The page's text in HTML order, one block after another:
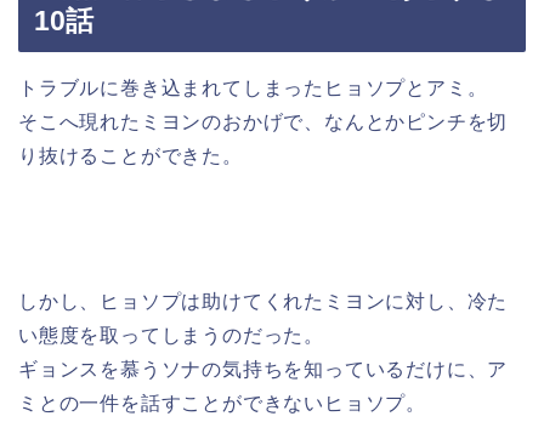
10話
トラブルに巻き込まれてしまったヒョソプとアミ。
そこへ現れたミヨンのおかげで、なんとかピンチを切
り抜けることができた。
しかし、ヒョソプは助けてくれたミヨンに対し、冷た
い態度を取ってしまうのだった。
ギョンスを慕うソナの気持ちを知っているだけに、ア
ミとの一件を話すことができないヒョソプ。